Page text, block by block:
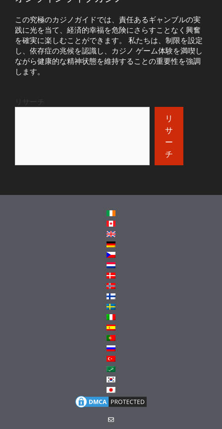
この究極のカジノガイドでは、責任あるギャンブルの実
践に光を当て、経済的幸福を危険にさらすことなく興奮
を確実に楽しむことができます。 私たちは、制限を設定
し、依存症の兆候を認識し、カジノ ゲーム体験を満喫し
ながら健康的な精神状態を維持することの重要性を強調
します。
リサーチ
リ
サ
ー
チ